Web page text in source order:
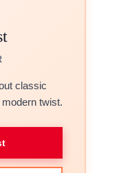
classic
twist.